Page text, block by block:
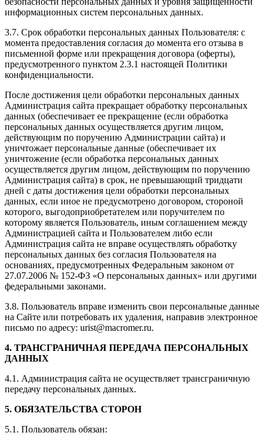
информационных систем персональных данных.
3.7. Срок обработки персональных данных Пользователя: с
момента предоставления согласия до момента его отзыва в
письменной форме или прекращения договора (оферты),
предусмотренного пунктом 2.3.1 настоящей Политики
конфиденциальности.
После достижения цели обработки персональных данных
Администрация сайта прекращает обработку персональных
данных (обеспечивает ее прекращение (если обработка
персональных данных осуществляется другим лицом,
действующим по поручению Администрации сайта) и
уничтожает персональные данные (обеспечивает их
уничтожение (если обработка персональных данных
осуществляется другим лицом, действующим по поручению
Администрация сайта) в срок, не превышающий тридцати
дней с даты достижения цели обработки персональных
данных, если иное не предусмотрено договором, стороной
которого, выгодоприобретателем или поручителем по
которому является Пользователь, иным соглашением между
Администрацией сайта и Пользователем либо если
Администрация сайта не вправе осуществлять обработку
персональных данных без согласия Пользователя на
основаниях, предусмотренных Федеральным законом от
27.07.2006 № 152-ФЗ «О персональных данных» или другими
федеральными законами.
3.8. Пользователь вправе изменить свои персональные данные
на Сайте или потребовать их удаления, направив электронное
письмо по адресу: urist@macromer.ru.
4. ТРАНСГРАНИЧНАЯ ПЕРЕДАЧА ПЕРСОНАЛЬНЫХ
ДАННЫХ
4.1. Администрация сайта не осуществляет трансграничную
передачу персональных данных.
5. ОБЯЗАТЕЛЬСТВА СТОРОН
5.1. Пользователь обязан: